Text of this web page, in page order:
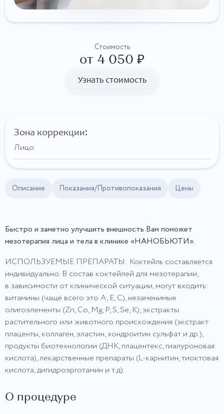
Стоимость
от 4 050 ₽
Узнать стоимость
Зона коррекции:
Лицо
Описание Показания/Противопоказания Цены
Быстро и заметно улучшить внешность Вам поможет
мезотерапия лица и тела в клинике «НАНОБЬЮТИ».
ИСПОЛЬЗУЕМЫЕ ПРЕПАРАТЫ: Коктейль составляется
индивидуально. В состав коктейлей для мезотерапии,
в зависимости от клинической ситуации, могут входить:
витамины (чаще всего это А, Е, С), незаменимые
олигоэлементы (Zn, Co, Mg, P, S, Se, K), экстракты
растительного или животного происхождения (экстракт
плаценты, коллаген, эластин, хондроитин сульфат и др.),
продукты биотехнологии (ДНК, плацентекс, гиалуроновая
кислота), лекарственные препараты (L-карнитин, тиоктовая
кислота, дигидроэрготамин и т.д).
О процедуре